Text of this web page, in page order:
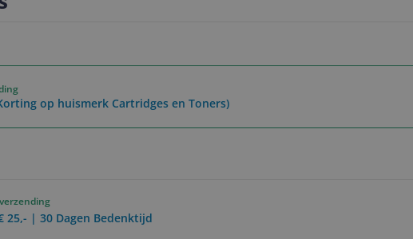
Korting op huismerk Cartridges en Toners)
25,- | 30 Dagen Bedenktijd